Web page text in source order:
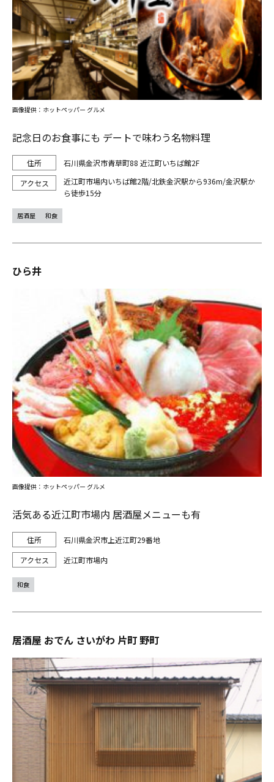
記念日のお食事にも デートで味わう名物料理
石川県金沢市青草町88 近江町いちば館2F
近江町市場内いちば館2階/北鉄金沢駅から936m/金沢駅か
ら徒歩15分
画像提供：ホットペッパー グルメ
居酒屋 和食
ひら井
活気ある近江町市場内 居酒屋メニューも有
石川県金沢市上近江町29番地
近江町市場内
画像提供：ホットペッパー グルメ
和食
居酒屋 おでん さいがわ 片町 野町